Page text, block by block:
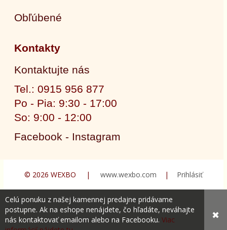
Obľúbené
Kontakty
Kontaktujte nás
Tel.: 0915 956 877
Po - Pia: 9:30 - 17:00
So: 9:00 - 12:00
Facebook - Instagram
© 2026 WEXBO | www.wexbo.com | Prihlásiť
Celú ponuku z našej kamennej predajne pridávame
postupne. Ak na eshope nenájdete, čo hľadáte, neváhajte
nás kontaktovať emailom alebo na Facebooku. Viac
✖